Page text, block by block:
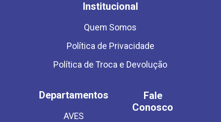
Institucional
Quem Somos
Política de Privacidade
Política de Troca e Devolução
Departamentos
AVES
Fale
Conosco